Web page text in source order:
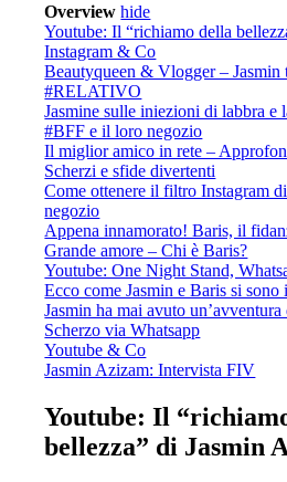
Overview hide
Youtube: Il “richiamo della
Instagram & Co
Beautyqueen & Vlogger –
#RELATIVO
Jasmine sulle iniezioni di labbra e
#BFF e il loro negozio
Il miglior amico in rete –
Scherzi e sfide divertenti
Come ottenere il filtro Instagram
negozio
Appena innamorato! Baris, il
Grande amore – Chi è Baris?
Youtube: One Night Stand,
Ecco come Jasmin e Baris si sono
Jasmin ha mai avuto
Scherzo via Whatsapp
Youtube & Co
Jasmin Azizam: Intervista FIV
Youtube: Il
bellezza” di Jasmin